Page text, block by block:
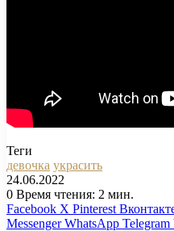
Теги
девочка украсить
24.06.2022
0 Время чтения: 2 мин.
Facebook X Pinterest
Messenger WhatsApp Telegram